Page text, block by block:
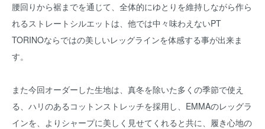
腰回りから裾までを通じて、全体的にゆとりを維持しながら作ら
れるストレートシルエットは、他では中々味わえないPT
TORINOならではの美しいレッグラインを体感する事が出来ま
す。
また今回オーダーした生地は、真冬を除いた多くの季節で使え
る、ハリのあるコットンストレッチを採用し、EMMAのレッグラ
インを、よりシャープに美しく見せてくれると共に、履き心地の